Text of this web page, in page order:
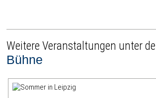
Weitere Veranstaltungen unter
Bühne